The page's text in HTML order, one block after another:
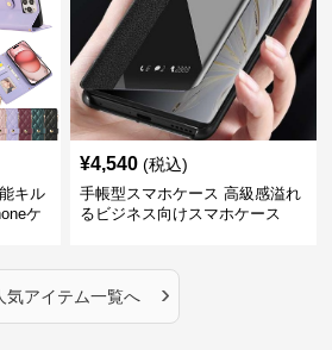
キル
ケ
¥4,540 (税込)
手帳型スマホケース 高級感溢れ
るビジネス向けスマホケース
気アイテム一覧へ ›